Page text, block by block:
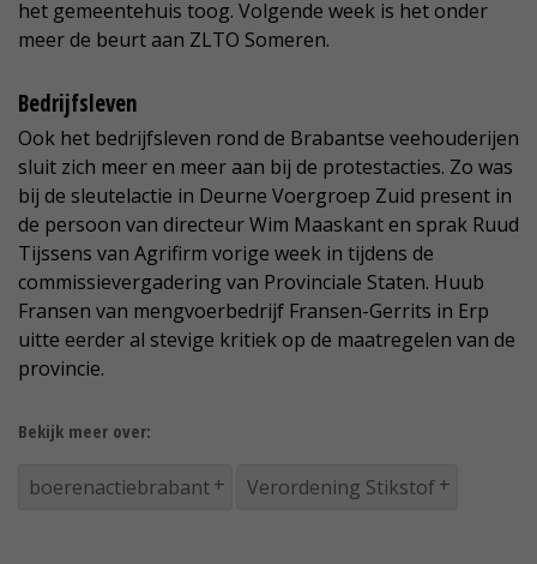
het gemeentehuis toog. Volgende week is het onder
meer de beurt aan ZLTO Someren.
Bedrijfsleven
Ook het bedrijfsleven rond de Brabantse veehouderijen
sluit zich meer en meer aan bij de protestacties. Zo was
bij de sleutelactie in Deurne Voergroep Zuid present in
de persoon van directeur Wim Maaskant en sprak Ruud
Tijssens van Agrifirm vorige week in tijdens de
commissievergadering van Provinciale Staten. Huub
Fransen van mengvoerbedrijf Fransen-Gerrits in Erp
uitte eerder al stevige kritiek op de maatregelen van de
provincie.
Bekijk meer over:
boerenactiebrabant Verordening Stikstof